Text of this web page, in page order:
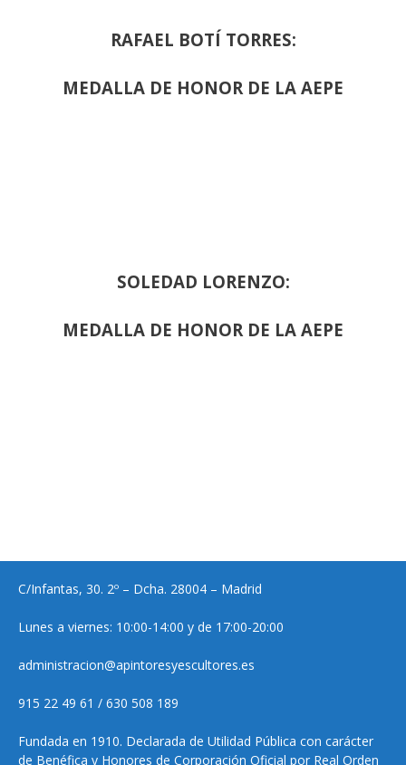
RAFAEL BOTÍ TORRES:
MEDALLA DE HONOR DE LA AEPE
SOLEDAD LORENZO:
MEDALLA DE HONOR DE LA AEPE
C/Infantas, 30. 2º – Dcha. 28004 – Madrid
Lunes a viernes: 10:00-14:00 y de 17:00-20:00
administracion@apintoresyescultores.es
915 22 49 61 / 630 508 189
Fundada en 1910. Declarada de Utilidad Pública con carácter
de Benéfica y Honores de Corporación Oficial por Real Orden